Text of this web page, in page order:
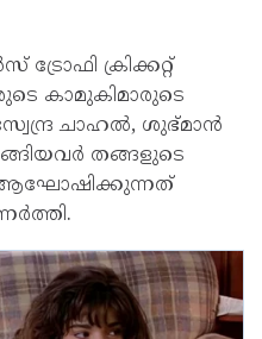
ക്രിക്കറ്റ്
കാമുകിമാരുടെ
ചാഹല്‍, ശുഭ്മാന്‍
തങ്ങളുടെ
ആഘോഷിക്കുന്നത്